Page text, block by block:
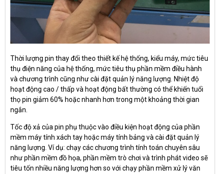
Thời lượng pin thay đổi theo thiết kế hệ thống, kiểu máy, mức tiêu
thụ điện năng của hệ thống, mức tiêu thụ phần mềm điều hành
và chương trình cũng như cài đặt quản lý năng lượng. Nhiệt độ
hoạt động cao / thấp và hoạt động bất thường có thể khiến tuổi
thọ pin giảm 60% hoặc nhanh hơn trong một khoảng thời gian
ngắn.
Tốc độ xả của pin phụ thuộc vào điều kiện hoạt động của phần
mềm máy tính xách tay hoặc máy tính bảng và cài đặt quản lý
năng lượng. Ví dụ: chạy các chương trình tính toán chuyên sâu
như phần mềm đồ họa, phần mềm trò chơi và trình phát video sẽ
tiêu tốn nhiều năng lượng hơn so với chạy phần mềm xử lý văn